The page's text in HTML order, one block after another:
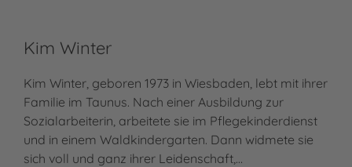
Kim Winter
Kim Winter, geboren 1973 in Wiesbaden, lebt mit ihrer
Familie im Taunus. Nach einer Ausbildung zur
Sozialarbeiterin, arbeitete sie im Pflegekinderdienst
und in einem Waldkindergarten. Dann widmete sie
sich voll und ganz ihrer Leidenschaft,…